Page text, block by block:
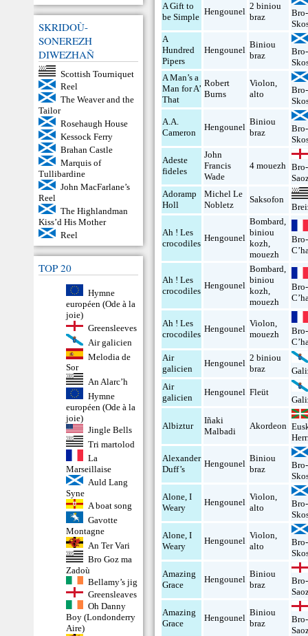
SKRIDOÙ-
SONEREZH
DIWEZHAÑ
Scottish Tourniquet
Reel
The Weaver and the
Tailor
Rosehaugh House
Kessock Ferry
Brahan Castle
Marquis of
Tullibardine
John MacFarlane’s
Reel
The Highlandman
Kiss’d His Mother
Reel
TOP 20
Hymne
européen (Ode à la
joie)
Greensleeves
Air galicien
Melodia de
Sor
An Alarc’h
Hymne
européen (Ode à la
joie)
Jingle Bells
Tri martolod
La
Marseillaise
Auld Lang
Syne
A boat song
Gavotte
Montagne
An Ter Vari
Bro Goz ma
Zadoù
Bellamy’s jig
Greensleaves
Oh Danny
Boy (Londonderry
Aire)
A Gift to
be Simple
Hengounel
2 biniou
braz
Bro-
A
Hundred
Pipers
Hengounel
Biniou
braz
Bro-
A Man’s a
Man for A’
That
Robert
Burns
Violon,
alto
Bro-
A.A.
Cameron
Hengounel
Biniou
braz
Bro-
Adeste
fideles
John
Francis
Wade
4 mouezh Bro-
Adoramp
Holl
Michel Le
Nobletz
Saksofon
Ah ! Les
crocodiles
Hengounel
Bombard,
biniou
kozh,
mouezh
Bro-
Ah ! Les
crocodiles
Hengounel
Bombard,
biniou
kozh,
mouezh
Bro-
Ah ! Les
crocodiles
Hengounel
Violon,
mouezh
Bro-
Air
galicien
Hengounel
2 biniou
braz
Air
galicien
Hengounel Fleüt
Albiztur
Iñaki
Malbadi
Akordeon
Alexander
Duff’s
Hengounel
Biniou
braz
Bro-
Alone, I
Weary
Hengounel
Violon,
alto
Bro-
Alone, I
Weary
Hengounel
Violon,
alto
Bro-
Amazing
Grace
Hengounel
Biniou
braz
Bro-
Amazing
Grace
Hengounel
Biniou
braz
Bro-